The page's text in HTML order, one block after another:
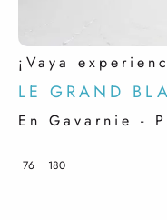
¡Vaya
LE GRAND
En Gavarnie -
76 180